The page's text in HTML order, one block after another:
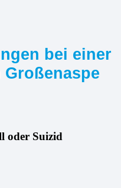
bei einer
oder Suizid